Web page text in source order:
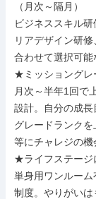
（月次～隔月）
ビジネススキル
リアデザイン研
合わせて選択可
★ミッショングレ
月次～半年1回で
設計。自分の成長
グレードランク
等にチャレジの機
★ライフステージ
単身用ワンルー
制度。やりがいは